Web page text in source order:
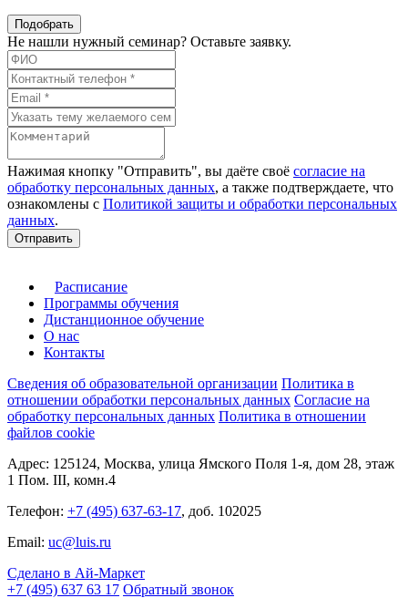
Подобрать
Не нашли нужный семинар? Оставьте заявку.
Нажимая кнопку "Отправить", вы даёте своё согласие на
обработку персональных данных, а также подтверждаете, что
ознакомлены с Политикой защиты и обработки персональных
данных.
Отправить
Расписание
Программы обучения
Дистанционное обучение
О нас
Контакты
Сведения об образовательной организации Политика в
отношении обработки персональных данных Согласие на
обработку персональных данных Политика в отношении
файлов cookie
Адрес: 125124, Москва, улица Ямского Поля 1-я, дом 28, этаж
1 Пом. III, комн.4
Телефон: +7 (495) 637-63-17, доб. 102025
Email: uc@luis.ru
Сделано в Ай-Маркет
+7 (495) 637 63 17 Обратный звонок